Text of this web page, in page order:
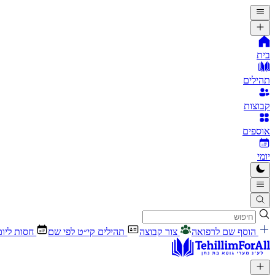
בית
תהילים
קבוצות
אוספים
יומי
הוסף שם לרפואה צור קבוצה תהילים קי״ט לפי שם חסות